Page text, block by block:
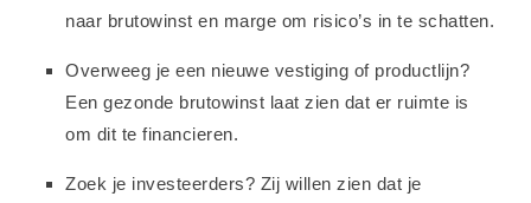
naar brutowinst en marge om risico’s in te schatten.
Overweeg je een nieuwe vestiging of productlijn?
Een gezonde brutowinst laat zien dat er ruimte is
om dit te financieren.
Zoek je investeerders? Zij willen zien dat je